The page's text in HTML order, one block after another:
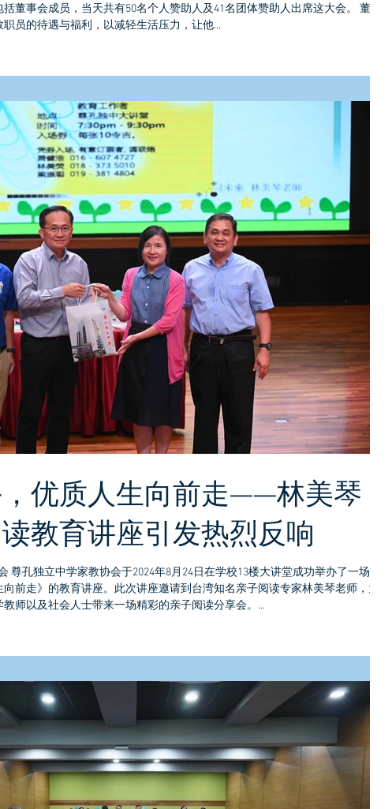
董事会成员，当天共有50名个人赞助人及41名团体赞助人出席这大会。 董事
员的待遇与福利，以减轻生活压力，让他...
优质人生向前走——林美琴
教育讲座引发热烈反响
尊孔独立中学家教协会于2024年8月24日在学校13楼大讲堂成功举办了一场主
前走》的教育讲座。此次讲座邀请到台湾知名亲子阅读专家林美琴老师，为
师以及社会人士带来一场精彩的亲子阅读分享会。...